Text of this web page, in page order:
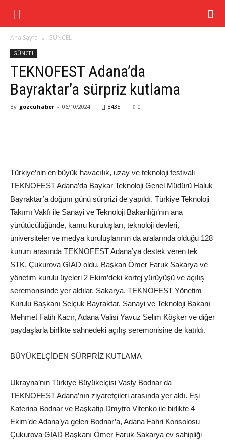
Ana Sayfa GÜNCEL
GÜNCEL
TEKNOFEST Adana’da
Bayraktar’a sürpriz kutlama
By gozcuhaber - 06/10/2024 8435 0
Türkiye’nin en büyük havacılık, uzay ve teknoloji festivali
TEKNOFEST Adana’da Baykar Teknoloji Genel Müdürü Haluk
Bayraktar’a doğum günü sürprizi de yapıldı. Türkiye Teknoloji
Takımı Vakfı ile Sanayi ve Teknoloji Bakanlığı’nın ana
yürütücülüğünde, kamu kuruluşları, teknoloji devleri,
üniversiteler ve medya kuruluşlarının da aralarında olduğu 128
kurum arasında TEKNOFEST Adana’ya destek veren tek
STK, Çukurova GİAD oldu. Başkan Ömer Faruk Sakarya ve
yönetim kurulu üyeleri 2 Ekim’deki kortej yürüyüşü ve açılış
seremonisinde yer aldılar. Sakarya, TEKNOFEST Yönetim
Kurulu Başkanı Selçuk Bayraktar, Sanayi ve Teknoloji Bakanı
Mehmet Fatih Kacır, Adana Valisi Yavuz Selim Köşker ve diğer
paydaşlarla birlikte sahnedeki açılış seremonisine de katıldı.
BÜYÜKELÇİDEN SÜRPRİZ KUTLAMA
Ukrayna’nın Türkiye Büyükelçisi Vasly Bodnar da
TEKNOFEST Adana’nın ziyaretçileri arasında yer aldı. Eşi
Katerina Bodnar ve Başkatip Dmytro Vitenko ile birlikte 4
Ekim’deAdana’ya gelen Bodnar’a, Adana Fahri Konsolosu
Çukurova GİAD Başkanı Ömer Faruk Sakarya ev sahipliği